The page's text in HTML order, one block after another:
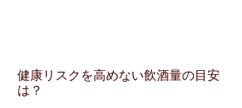
健康リスクを高めない飲酒量の目安
は？